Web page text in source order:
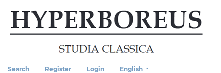
Search Register Login Change the language. The
English